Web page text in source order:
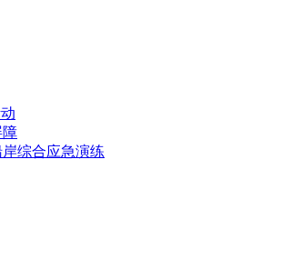
障
综合应急演练